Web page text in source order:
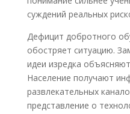
суждений реальных
Дефицит добротного
обостряет ситуацию.
идеи изредка
Население получают
развлекательных
представление о